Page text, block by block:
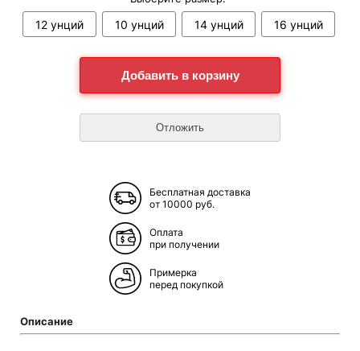
12 унций 10 унций 14 унций 16 унций
Бесплатная доставка
от 10000 руб.
Оплата
при получении
Примерка
перед покупкой
Описание